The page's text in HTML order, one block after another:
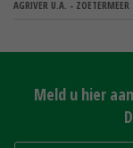
AGRIVER U.A. - ZOETERMEER
Meld u hier